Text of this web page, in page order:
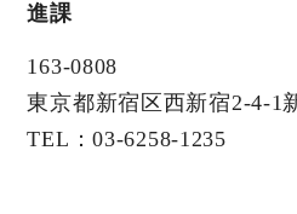
進課
163-0808
東京都新宿区西新宿2-4-1
TEL：03-6258-1235